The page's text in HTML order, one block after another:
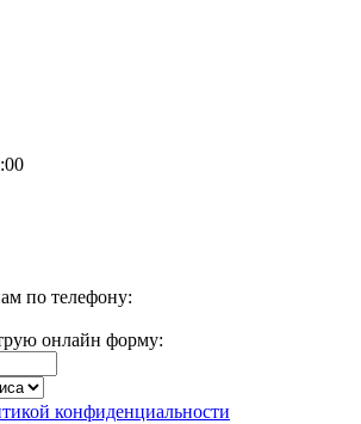
по телефону:
онлайн форму:
конфиденциальности